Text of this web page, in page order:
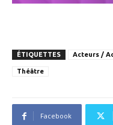
ÉTIQUETTES Acteurs /
Théâtre
Facebook